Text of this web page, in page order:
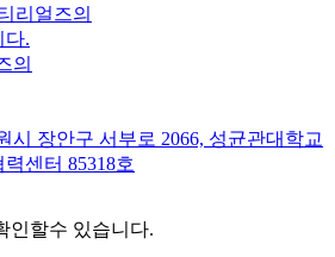
리얼즈의
다.
의
시 장안구 서부로 2066, 성균관대학교
센터 85318호
인할수 있습니다.